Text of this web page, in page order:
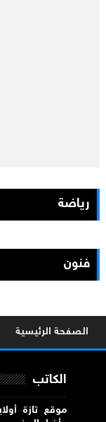
رياضة
فنون
الصفحة الرئيسية
الكاتب
موقع تازة